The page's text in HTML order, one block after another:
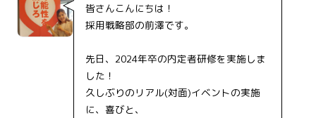
皆さんこんにちは！
採用戦略部の前澤です。
先日、2024年卒の内定者研修を実施しま
した！
久しぶりのリアル(対面)イベントの実施
に、喜びと、